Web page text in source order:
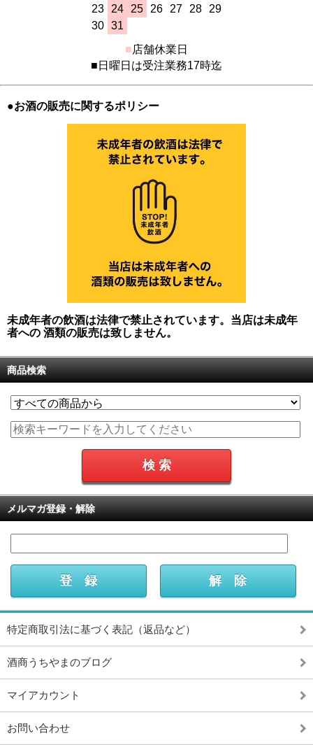
23
24 25 26 27 28
29
30 31
■店舗休業日
■日曜日は受注業務17時迄
●お酒の販売に関するポリシー
未成年者の飲酒は法律で禁止されています。当店は未成年
者への 酒類の販売は致しません。
商品検索
メルマガ登録・解除
特定商取引法に基づく表記（返品など）
酒商うちやまのブログ
マイアカウント
お問い合わせ